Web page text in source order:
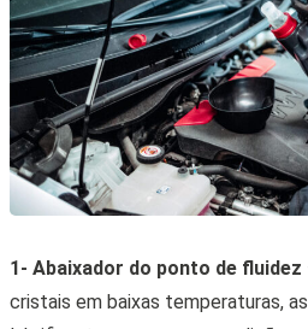
1- Abaixador do ponto de fluidez
cristais em baixas temperaturas,